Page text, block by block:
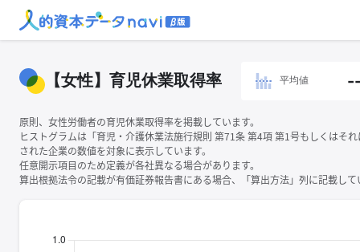
【女性】育児休業取得率 平均値
原則、女性労働者の育児休業取得率を掲載しています。
ヒストグラムは「育児・介護休業法施行規則 第71条 第4項 第1号もしくはそ
された企業の数値を対象に表示しています。
任意開示項目のため定義が各社異なる場合があります。
算出根拠法令の記載が有価証券報告書にある場合、「算出方法」列に記載し